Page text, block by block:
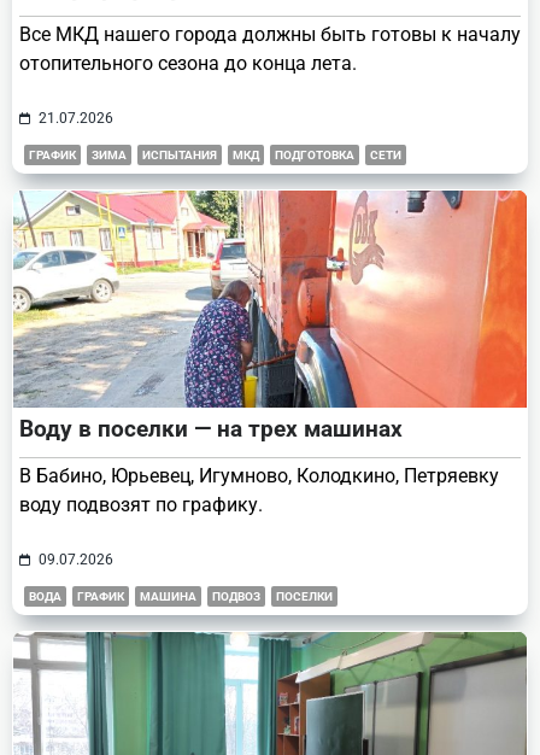
Все МКД нашего города должны быть готовы к началу
отопительного сезона до конца лета.
21.07.2026
ГРАФИК ЗИМА ИСПЫТАНИЯ МКД ПОДГОТОВКА СЕТИ
Воду в поселки — на трех машинах
В Бабино, Юрьевец, Игумново, Колодкино, Петряевку
воду подвозят по графику.
09.07.2026
ВОДА ГРАФИК МАШИНА ПОДВОЗ ПОСЕЛКИ